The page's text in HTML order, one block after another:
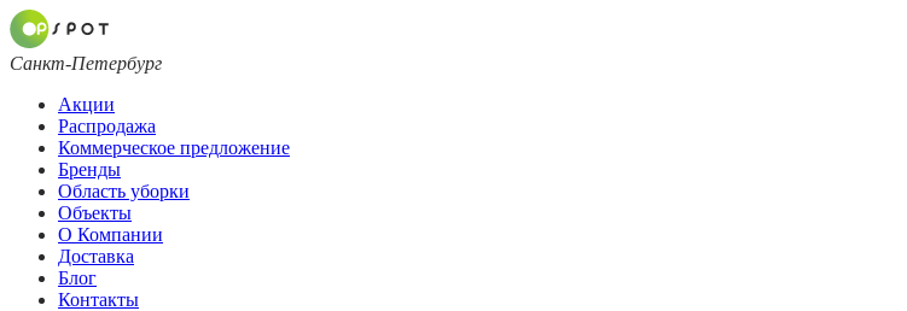
Санкт-Петербург
Акции
Распродажа
Коммерческое предложение
Бренды
Область уборки
Объекты
О Компании
Доставка
Блог
Контакты